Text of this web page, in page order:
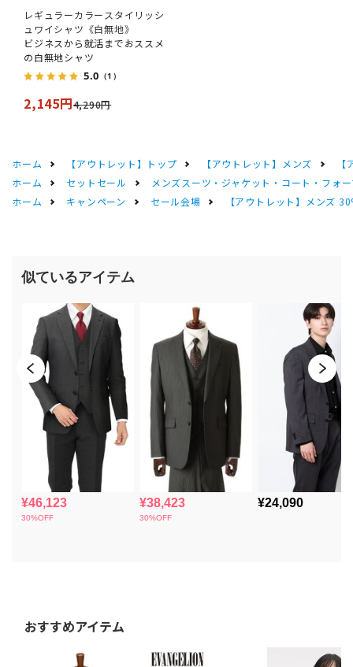
レギュラーカラースタイリッシ
ュワイシャツ《白無地》
ビジネスから就活までおススメ
の白無地シャツ
5.0 （1）
2,145円4,290円
ホーム 【アウトレット】トップ 【アウトレット】メンズ
ホーム
セットセール
メンズスーツ・ジャケット・コート・フォ
ホーム
キャンペーン セール会場 【アウトレット】メンズ